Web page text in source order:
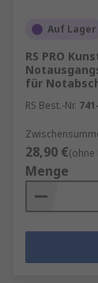
Auf Lager
RS PRO
für
RS Best.-Nr.
28,90 €(ohne
Menge